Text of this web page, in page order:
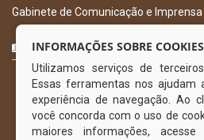
Gabinete de Comunicação e Imprensa
CURTA NOSSA FAN PAGE
INFORMAÇÕES SOBRE COOKIES
Utilizamos serviços de
Essas ferramentas nos
experiência de navegação. Ao
você concorda com o uso de
maiores informações,